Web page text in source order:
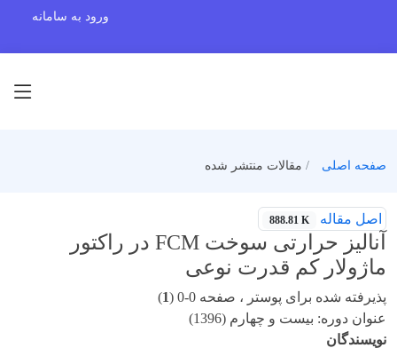
ورود به سامانه
صفحه اصلی مقالات منتشر شده
اصل مقاله 888.81 K
آنالیز حرارتی سوخت FCM در راکتور
ماژولار کم قدرت نوعی
پذیرفته شده برای پوستر ، صفحه 0-0 ( 1
)
عنوان دوره: بیست و چهارم (1396)
نویسندگان